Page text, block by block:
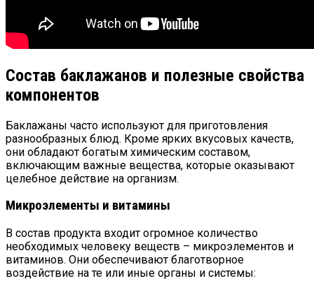
Состав баклажанов и полезные свойства
компонентов
Баклажаны часто используют для приготовления
разнообразных блюд. Кроме ярких вкусовых качеств,
они обладают богатым химическим составом,
включающим важные вещества, которые оказывают
целебное действие на организм.
Микроэлементы и витамины
В состав продукта входит огромное количество
необходимых человеку веществ – микроэлементов и
витаминов. Они обеспечивают благотворное
воздействие на те или иные органы и системы: